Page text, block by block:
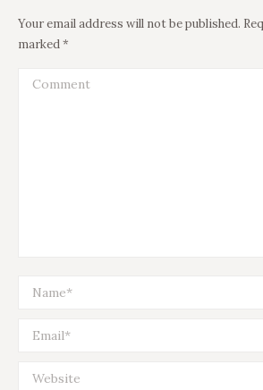
Your email address will not be published.
marked*
Comment
Name *
Email *
Website